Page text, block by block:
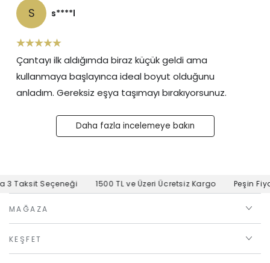
S s****l
Çantayı ilk aldığımda biraz küçük geldi ama
kullanmaya başlayınca ideal boyut olduğunu
anladım. Gereksiz eşya taşımayı bırakıyorsunuz.
Daha fazla incelemeye bakın
Taksit Seçeneği 1500 TL ve Üzeri Ücretsiz Kargo Peşin
MAĞAZA
KEŞFET